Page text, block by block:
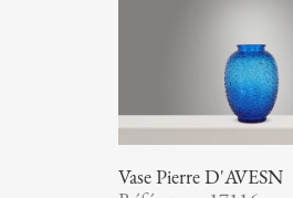
Vase Pierre D'AVESN